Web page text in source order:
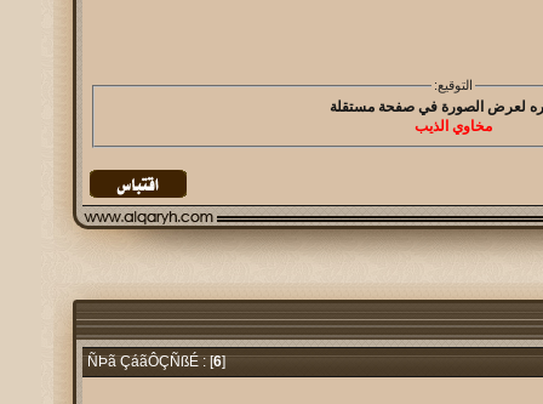
التوقيع:
مخاوي الذيب
ÑÞã ÇáãÔÇÑßÉ : [
6]